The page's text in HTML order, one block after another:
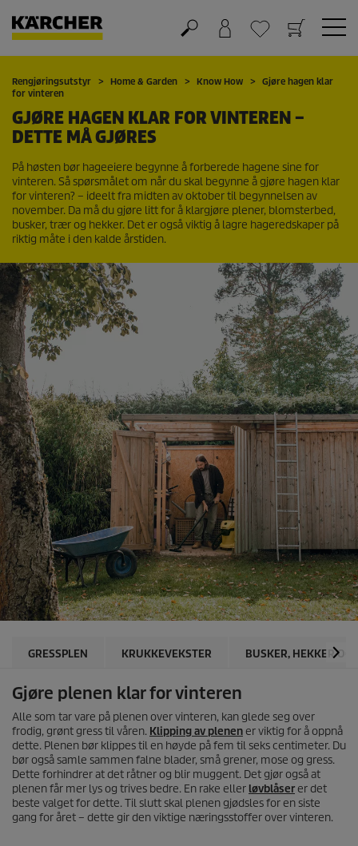
Handlekurv
Ønskeliste
Rengjøringsutstyr Home & Garden Know How
Gjøre hagen klar
for vinteren
GJØRE HAGEN KLAR FOR VINTEREN –
DETTE MÅ GJØRES
På høsten bør hageeiere begynne å forberede hagene sine for
vinteren. Så spørsmålet om når du skal begynne å gjøre hagen klar
for vinteren? – ideelt fra midten av oktober til begynnelsen av
november. Da må du gjøre litt for å klargjøre plener, blomsterbed,
busker, trær og hekker. Det er også viktig å lagre hageredskaper på
riktig måte i den kalde årstiden.
GRESSPLEN KRUKKEVEKSTER BUSKER, HEKKER
Gjøre plenen klar for vinteren
Alle som tar vare på plenen over vinteren, kan glede seg over
frodig, grønt gress til våren. Klipping av plenener viktig for å oppnå
dette. Plenen bør klippes til en høyde på fem til seks centimeter. Du
bør også samle sammen falne blader, små grener, mose og gress.
Dette forhindrer at det råtner og blir muggent. Det gjør også at
plenen får mer lys og trives bedre. En rake eller løvblåserer det
beste valget for dette. Til slutt skal plenen gjødsles for en siste
gang for året – dette gir den viktige næringsstoffer over vinteren.